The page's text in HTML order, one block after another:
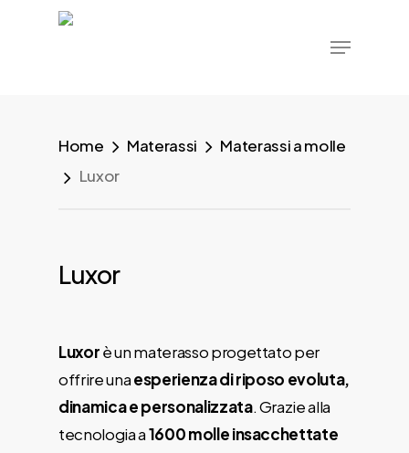
Menu
Home Materassi
Materassi a molle
Luxor
Luxor
Luxorè un materasso progettato per
offrire unaesperienza di riposo evoluta,
dinamica e personalizzata. Grazie alla
tecnologia a1600 molle insacchettate